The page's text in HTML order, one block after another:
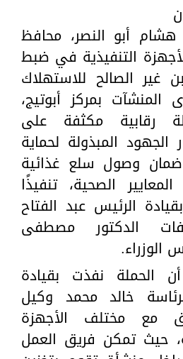
هشام أبو النصر، محافظ
التنفيذية في ضبط
غير الصالح للاستهلاك
المنشآت بمركز أبوتيج،
رقابية مكثفة على
المبذولة لحماية
وصول سلع غذائية
الصحية، تنفيذًا
الرئيس عبد الفتاح
الدكتور مصطفى
الحملة نفذت بقيادة
خالد محمد وكيل
مع مختلف الأجهزة
حيث تمكن فريق العمل